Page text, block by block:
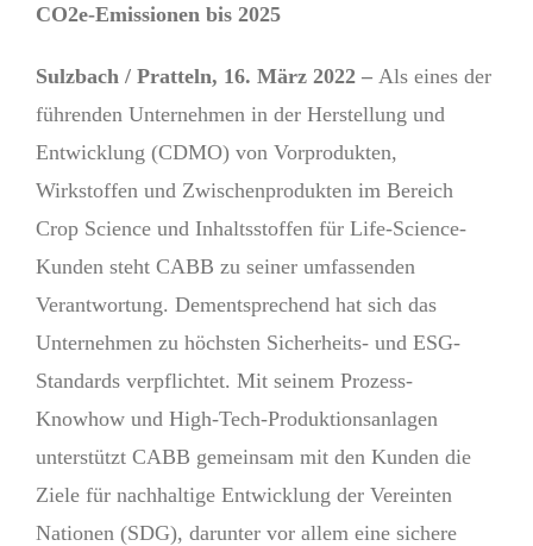
CO2e-Emissionen bis 2025
Sulzbach / Pratteln, 16. März 2022 – Als eines der
führenden Unternehmen in der Herstellung und
Entwicklung (CDMO) von Vorprodukten,
Wirkstoffen und Zwischenprodukten im Bereich
Crop Science und Inhaltsstoffen für Life-Science-
Kunden steht CABB zu seiner umfassenden
Verantwortung. Dementsprechend hat sich das
Unternehmen zu höchsten Sicherheits- und ESG-
Standards verpflichtet. Mit seinem Prozess-
Knowhow und High-Tech-Produktionsanlagen
unterstützt CABB gemeinsam mit den Kunden die
Ziele für nachhaltige Entwicklung der Vereinten
Nationen (SDG), darunter vor allem eine sichere